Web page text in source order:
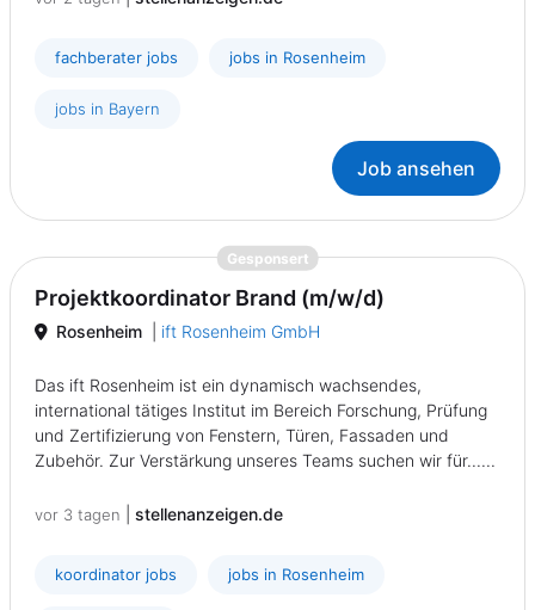
fachberater jobs jobs in Rosenheim
jobs in Bayern
Job ansehen
Gesponsert{prompt.job}
Projektkoordinator Brand (m/w/d)
Rosenheim ift Rosenheim GmbH
Das ift Rosenheim ist ein dynamisch wachsendes,
international tätiges Institut im Bereich Forschung, Prüfung
und Zertifizierung von Fenstern, Türen, Fassaden und
Zubehör. Zur Verstärkung unseres Teams suchen wir für......
vor 3 tagen stellenanzeigen.de
koordinator jobs jobs in Rosenheim